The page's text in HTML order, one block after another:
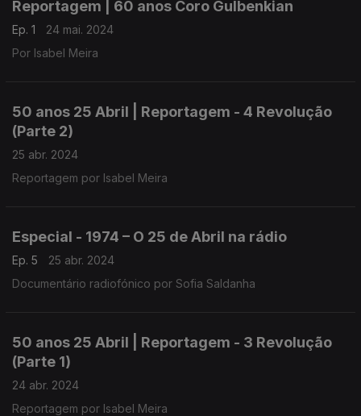
Reportagem | 60 anos Coro Gulbenkian
Ep. 1
24 mai. 2024
Por Isabel Meira
50 anos 25 Abril | Reportagem - 4 Revolução
(Parte 2)
25 abr. 2024
Reportagem por Isabel Meira
Especial - 1974 – O 25 de Abril na rádio
Ep. 5
25 abr. 2024
Documentário radiofónico por Sofia Saldanha
50 anos 25 Abril | Reportagem - 3 Revolução
(Parte 1)
24 abr. 2024
Reportagem por Isabel Meira